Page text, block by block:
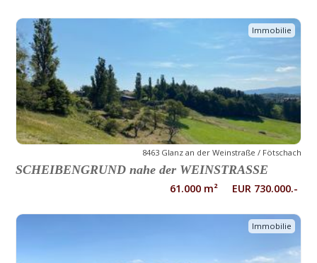
Immobilie
8463 Glanz an der Weinstraße / Fötschach
SCHEIBENGRUND nahe der WEINSTRASSE
61.000 m² EUR 730.000.-
Immobilie